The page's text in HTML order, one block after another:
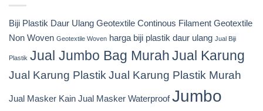
Biji Plastik Daur Ulang Geotextile Continous Filament Geotextile
Non Woven Geotextile Woven harga biji plastik daur ulang Jual Biji
Plastik Jual Jumbo Bag MurahJual Karung
Jual Karung PlastikJual Karung Plastik Murah
Jual Masker Kain Jual Masker Waterproof Jumbo